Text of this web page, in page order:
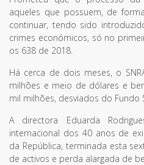
aqueles que possuem, de
continuar, tendo sido
crimes económicos, só no
os 638 de 2018.
Há cerca de dois meses, o
milhões e meio de dólares e
mil milhões, desviados do Fundo
A directora Eduarda
internacional dos 40 anos de
da República, terminada esta
de activos e perda alargada de